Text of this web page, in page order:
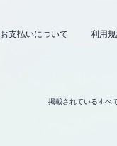
お支払いについて 利用
掲載されているすべ